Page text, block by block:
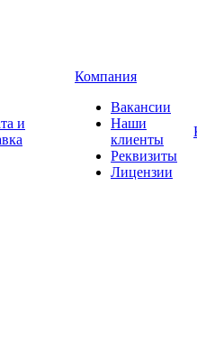
и
Компания
Вакансии
Наши
клиенты
Реквизиты
Лицензии